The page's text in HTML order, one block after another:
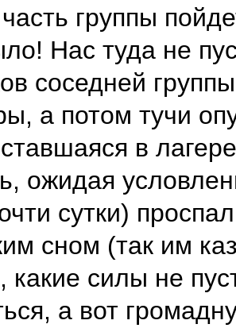
группы
Нас туда не
соседней
а потом тучи
в
ожидая
сутки)
сном (так им
силы не
а вот